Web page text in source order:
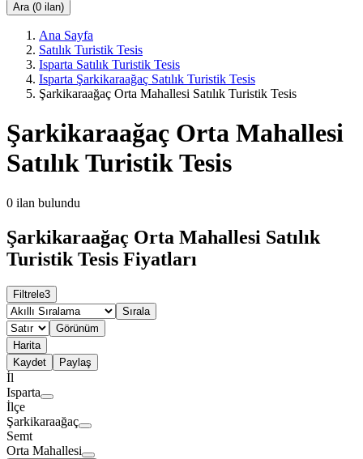
Ara (0 ilan)
Ana Sayfa
Satılık Turistik Tesis
Isparta Satılık Turistik Tesis
Isparta Şarkikaraağaç Satılık Turistik Tesis
Şarkikaraağaç Orta Mahallesi Satılık Turistik Tesis
Şarkikaraağaç Orta Mahallesi
Satılık Turistik Tesis
0 ilan bulundu
Şarkikaraağaç Orta Mahallesi Satılık
Turistik Tesis Fiyatları
Filtrele3
Sırala
Görünüm
Harita
Kaydet
Paylaş
İl
Isparta
İlçe
Şarkikaraağaç
Semt
Orta Mahallesi